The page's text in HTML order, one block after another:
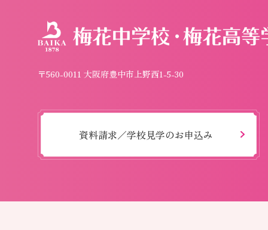
〒560-0011 大阪府豊中市上野西1-5-30
資料請求／学校見学のお申込み